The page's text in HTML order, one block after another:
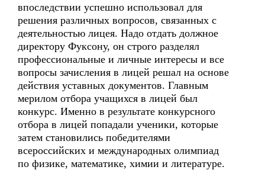
впоследствии успешно использовал для
решения различных вопросов, связанных с
деятельностью лицея. Надо отдать должное
директору Фуксону, он строго разделял
профессиональные и личные интересы и все
вопросы зачисления в лицей решал на основе
действия уставных документов. Главным
мерилом отбора учащихся в лицей был
конкурс. Именно в результате конкурсного
отбора в лицей попадали ученики, которые
затем становились победителями
всероссийских и международных олимпиад
по физике, математике, химии и литературе.